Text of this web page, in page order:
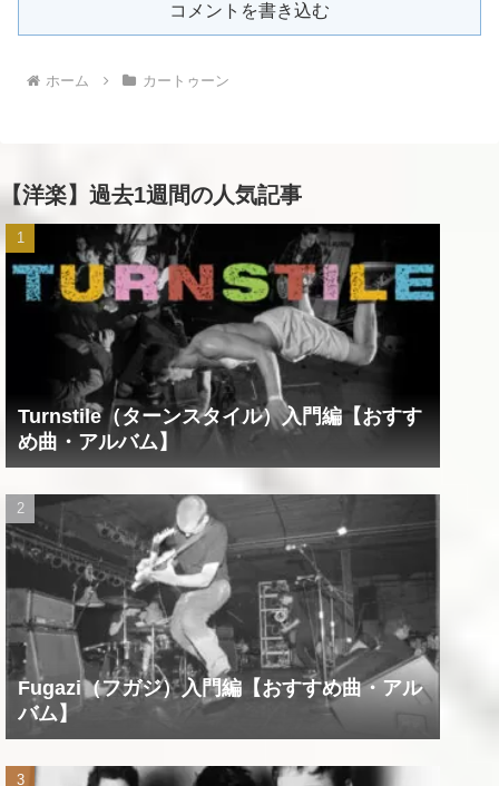
コメントを書き込む
ホーム カートゥーン
【洋楽】過去1週間の人気記事
Turnstile（ターンスタイル）入門編【おすす
め曲・アルバム】
Fugazi（フガジ）入門編【おすすめ曲・アル
バム】